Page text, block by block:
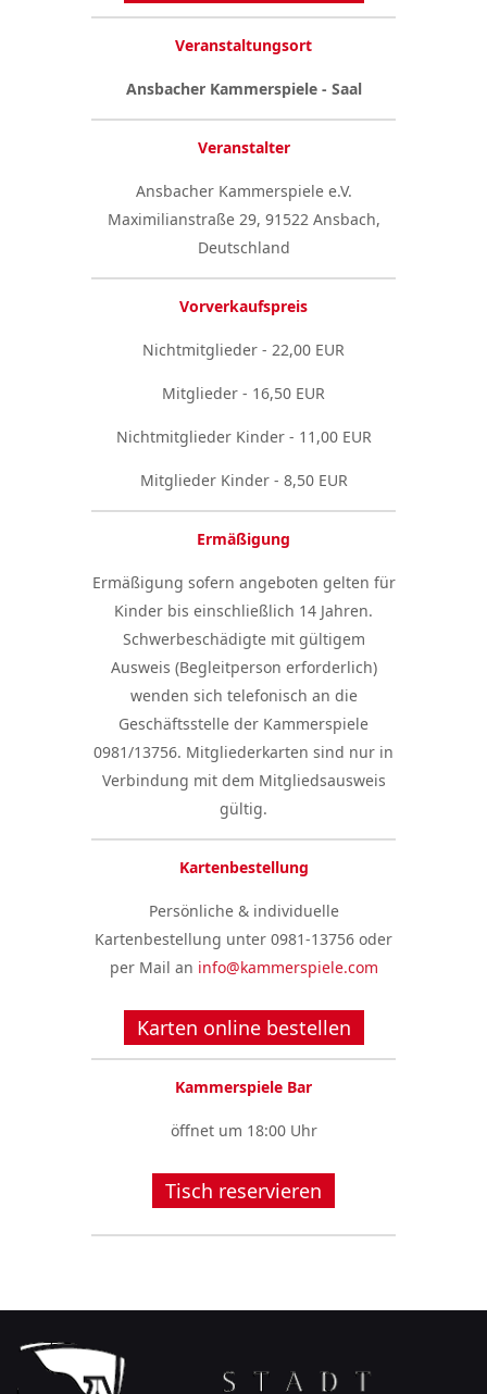
Veranstaltungsort
Ansbacher Kammerspiele - Saal
Veranstalter
Ansbacher Kammerspiele e.V.
Maximilianstraße 29, 91522 Ansbach,
Deutschland
Vorverkaufspreis
Nichtmitglieder - 22,00 EUR
Mitglieder - 16,50 EUR
Nichtmitglieder Kinder - 11,00 EUR
Mitglieder Kinder - 8,50 EUR
Ermäßigung
Ermäßigung sofern angeboten gelten für
Kinder bis einschließlich 14 Jahren.
Schwerbeschädigte mit gültigem
Ausweis (Begleitperson erforderlich)
wenden sich telefonisch an die
Geschäftsstelle der Kammerspiele
0981/13756. Mitgliederkarten sind nur in
Verbindung mit dem Mitgliedsausweis
gültig.
Kartenbestellung
Persönliche & individuelle
Kartenbestellung unter 0981-13756 oder
per Mail an info@kammerspiele.com
Karten online bestellen
Kammerspiele Bar
öffnet um 18:00 Uhr
Tisch reservieren